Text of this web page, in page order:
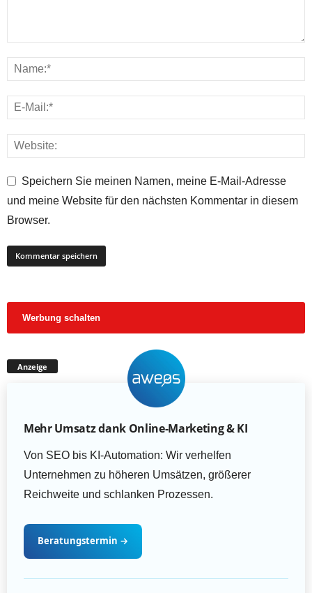
Speichern Sie meinen Namen, meine E-Mail-Adresse
und meine Website für den nächsten Kommentar in diesem
Browser.
Werbung schalten
Anzeige
Mehr Umsatz dank Online-Marketing & KI
Von SEO bis KI-Automation: Wir verhelfen
Unternehmen zu höheren Umsätzen, größerer
Reichweite und schlanken Prozessen.
Beratungstermin →